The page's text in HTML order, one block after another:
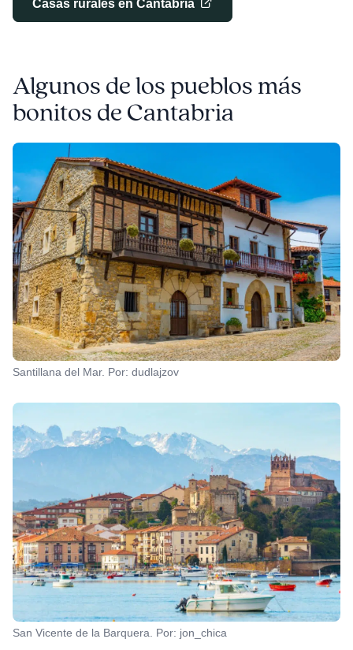
Casas rurales en Cantabria
Algunos de los pueblos más
bonitos de Cantabria
Santillana del Mar. Por: dudlajzov
San Vicente de la Barquera. Por: jon_chica